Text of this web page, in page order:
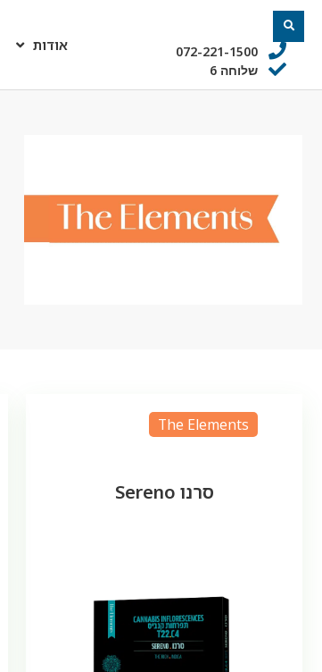
072-221-1500
שלוחה 6
אודות
The Elements
סרנו Sereno